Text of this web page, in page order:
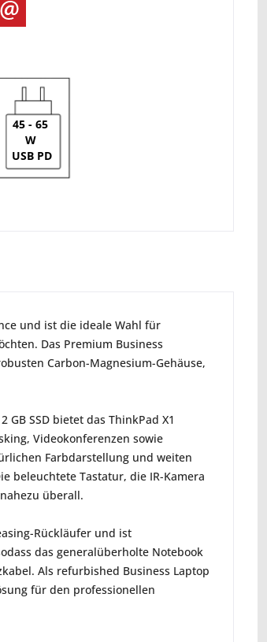
45 - 65
W
USB PD
und ist die ideale Wahl für
Das Premium Business
Carbon-Magnesium-Gehäuse,
SSD bietet das ThinkPad X1
Videokonferenzen sowie
Farbdarstellung und weiten
beleuchtete Tastatur, die IR-Kamera
überall.
Rückläufer und ist
das generalüberholte Notebook
Als refurbished Business Laptop
für den professionellen